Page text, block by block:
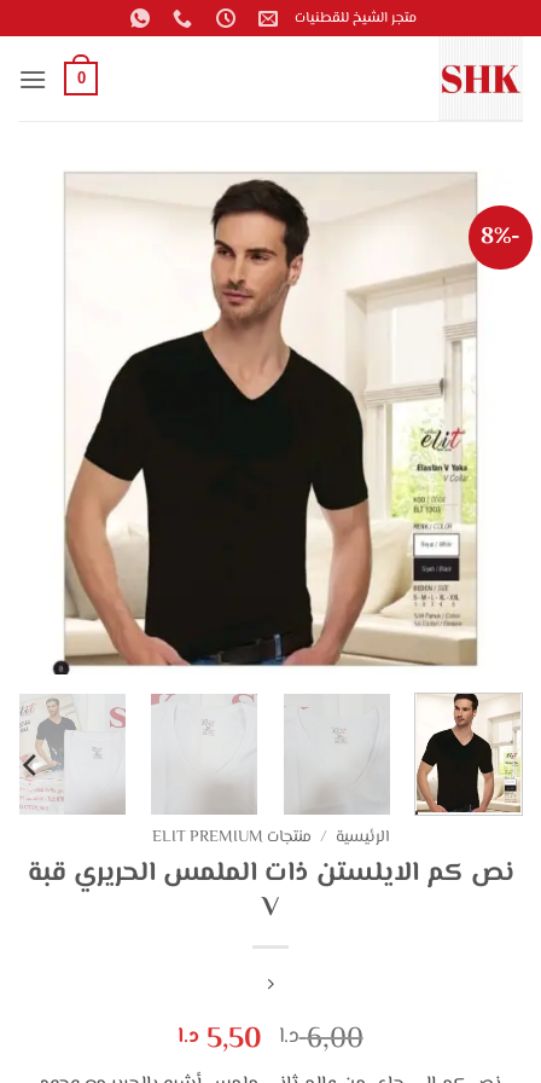
للمحتوى
متجر الشيخ للقطنيات
0
-8%
الرئيسية / منتجات ELIT PREMIUM
نص كم الايلستن ذات الملمس الحريري قبة
V
6,00 د.ا السعر
الأصلي
5,50 د.االسعر
الحالي